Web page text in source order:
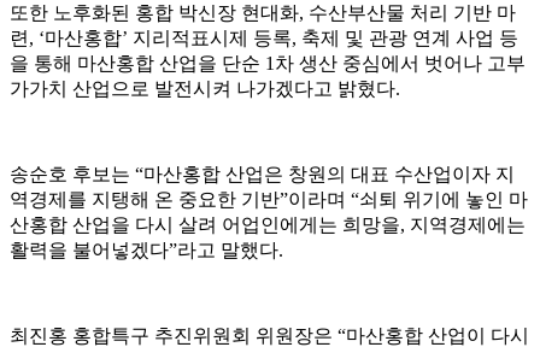
또한 노후화된 홍합 박신장 현대화, 수산부산물 처리 기반 마
련, ‘마산홍합’ 지리적표시제 등록, 축제 및 관광 연계 사업 등
을 통해 마산홍합 산업을 단순 1차 생산 중심에서 벗어나 고부
가가치 산업으로 발전시켜 나가겠다고 밝혔다.
송순호 후보는 “마산홍합 산업은 창원의 대표 수산업이자 지
역경제를 지탱해 온 중요한 기반”이라며 “쇠퇴 위기에 놓인 마
산홍합 산업을 다시 살려 어업인에게는 희망을, 지역경제에는
활력을 불어넣겠다”라고 말했다.
최진홍 홍합특구 추진위원회 위원장은 “마산홍합 산업이 다시